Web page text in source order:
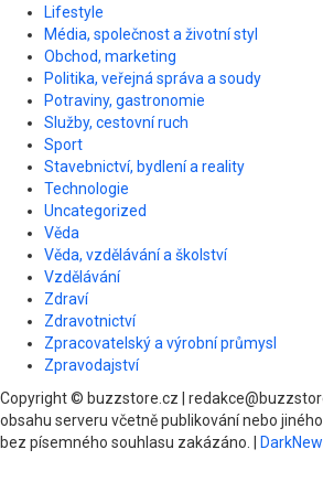
Lifestyle
Média, společnost a životní styl
Obchod, marketing
Politika, veřejná správa a soudy
Potraviny, gastronomie
Služby, cestovní ruch
Sport
Stavebnictví, bydlení a reality
Technologie
Uncategorized
Věda
Věda, vzdělávání a školství
Vzdělávání
Zdraví
Zdravotnictví
Zpracovatelský a výrobní průmysl
Zpravodajství
Copyright © buzzstore.cz |
obsahu serveru včetně publikování nebo
bez písemného souhlasu zakázáno.